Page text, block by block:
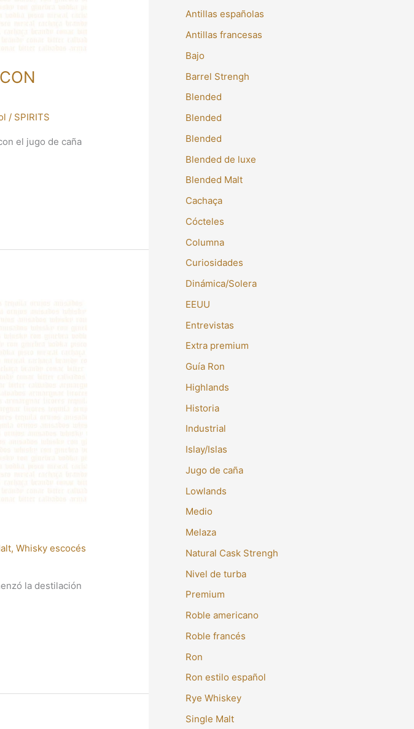
/ SPIRITS
el jugo de caña
,Whisky escocés
la destilación
Antillas españolas
Antillas francesas
Bajo
Barrel Strengh
Blended
Blended
Blended
Blended de luxe
Blended Malt
Cachaça
Cócteles
Columna
Curiosidades
Dinámica/Solera
EEUU
Entrevistas
Extra premium
Guía Ron
Highlands
Historia
Industrial
Islay/Islas
Jugo de caña
Lowlands
Medio
Melaza
Natural Cask Strengh
Nivel de turba
Premium
Roble americano
Roble francés
Ron
Ron estilo español
Rye Whiskey
Single Malt